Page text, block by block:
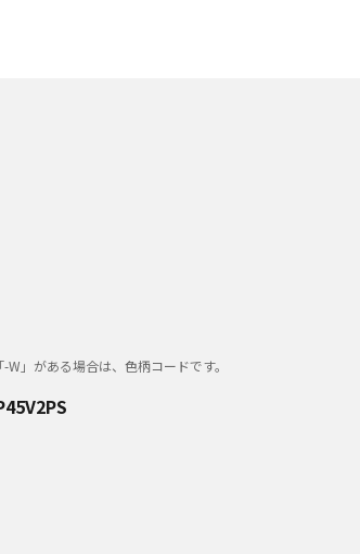
W」がある場合は、色柄コードです。